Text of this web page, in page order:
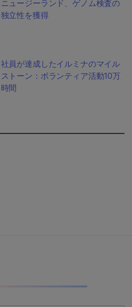
ニュージーランド、ゲノム検査の
独立性を獲得
社員が達成したイルミナのマイル
ストーン：ボランティア活動10万
時間
Twitter
on Linkedin